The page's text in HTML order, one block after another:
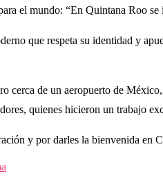
el mundo: “En Quintana Roo
que respeta su identidad y
de un aeropuerto de
quienes hicieron un trabajo
y por darles la bienvenida en